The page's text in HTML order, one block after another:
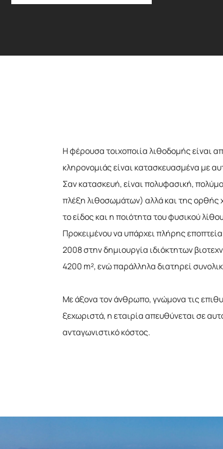
Η φέρουσα τοιχοποιία λιθοδομής είναι
κληρονομιάς είναι κατασκευασμένα με
Σαν κατασκευή, είναι πολυφασική,
πλέξη λιθοσωμάτων) αλλά και της ορθής
το είδος και η ποιότητα του φυσικού
Προκειμένου να υπάρχει πλήρης
2008 στην δημιουργία ιδιόκτητων
4200 m², ενώ παράλληλα διατηρεί
Με άξονα τον άνθρωπο, γνώμονα τις
ξεχωριστά, η εταιρία απευθύνεται σε
ανταγωνιστικό κόστος.